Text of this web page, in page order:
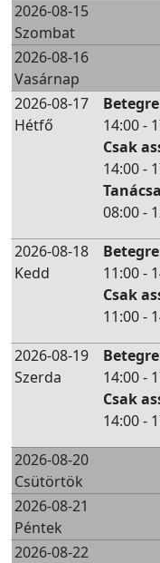
2026-08-15
Szombat
2026-08-16
Vasárnap
2026-08-17
Hétfő
14:00 -
Csak
14:00 -
08:00 -
2026-08-18
Kedd
11:00 -
Csak
11:00 -
2026-08-19
Szerda
14:00 -
Csak
14:00 -
2026-08-20
Csütörtök
2026-08-21
Péntek
2026-08-22